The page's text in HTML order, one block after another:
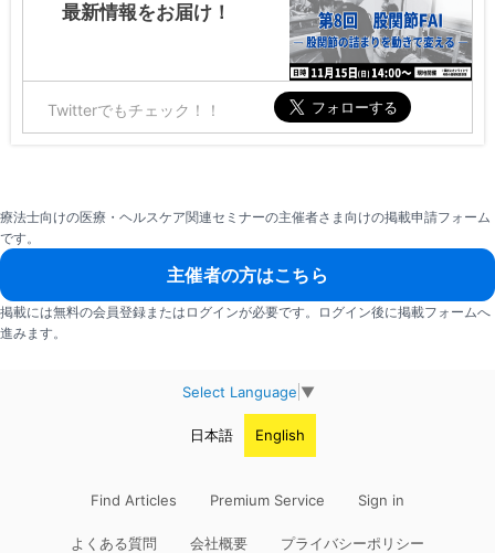
最新情報をお届け！
Twitterでもチェック！！
療法士向けの医療・ヘルスケア関連セミナーの主催者さま向けの掲載申請フォーム
です。
主催者の方はこちら
掲載には無料の会員登録またはログインが必要です。ログイン後に掲載フォームへ
進みます。
Select Language ▼
日本語 English
Find Articles Premium Service Sign in
よくある質問 会社概要 プライバシーポリシー